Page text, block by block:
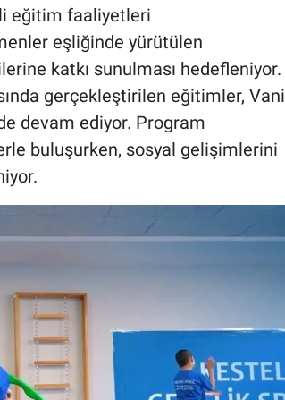
eğitim faaliyetleri
eşliğinde yürütülen
katkı sunulması hedefleniyor.
gerçekleştirilen eğitimler, Vani
devam ediyor. Program
buluşurken, sosyal gelişimlerini